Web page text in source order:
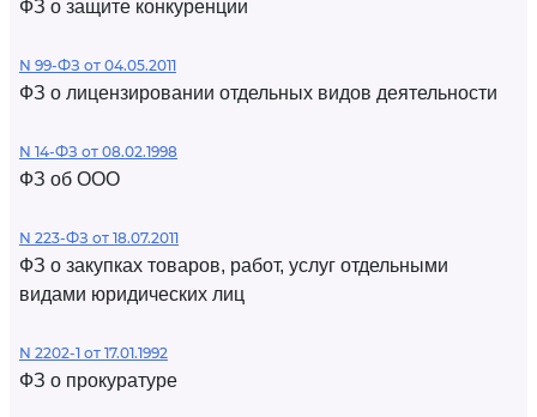
ФЗ о защите конкуренции
N 99-ФЗ от 04.05.2011
ФЗ о лицензировании отдельных видов деятельности
N 14-ФЗ от 08.02.1998
ФЗ об ООО
N 223-ФЗ от 18.07.2011
ФЗ о закупках товаров, работ, услуг отдельными
видами юридических лиц
N 2202-1 от 17.01.1992
ФЗ о прокуратуре